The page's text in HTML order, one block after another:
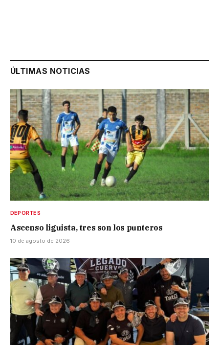
ÚLTIMAS NOTICIAS
DEPORTES
Ascenso liguista, tres son los punteros
10 de agosto de 2026